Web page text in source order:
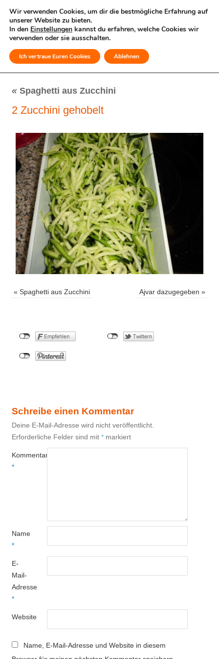
MENÜ
« Spaghetti aus Zucchini
2 Zucchini gehobelt
« Spaghetti aus Zucchini Ajvar dazugegeben »
Schreibe einen Kommentar
Deine E-Mail-Adresse wird nicht veröffentlicht.
Erforderliche Felder sind mit * markiert
Kommentar
*
Name
*
E-
Mail-
Adresse
*
Website
Name, E-Mail-Adresse und Website in diesem
Wir verwenden Cookies, um dir die bestmögliche Erfahrung auf
unserer Website zu bieten.
In den Einstellungen kannst du erfahren, welche Cookies wir
verwenden oder sie ausschalten.
Ich vertraue Euren Cookies Ablehnen